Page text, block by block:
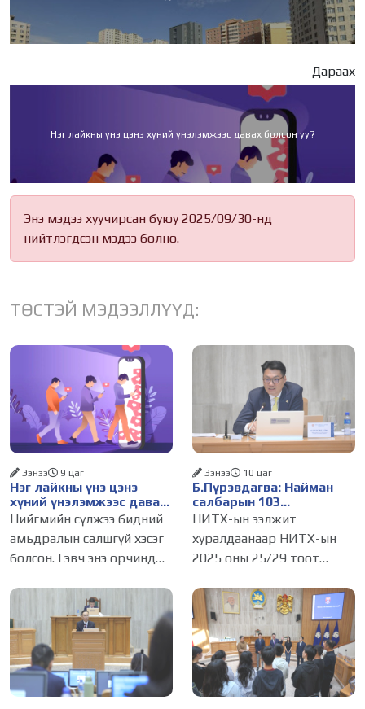
Дараах
Нэг лайкны үнэ цэнэ хүний үнэлэмжээс давах болсон уу?
Энэ мэдээ хуучирсан буюу 2025/09/30-нд
нийтлэгдсэн мэдээ болно.
ТӨСТЭЙ МЭДЭЭЛЛҮҮД:
Нэг лайкны үнэ цэнэ
хүний үнэлэмжээс давах
болсон уу?
Ээнээ 9 цаг
Нийгмийн сүлжээ бидний
амьдралын салшгүй хэсэг
болсон. Гэвч энэ орчинд
амжилт, тэр ч байтугай
хүний үнэ цэнийг хүртэл
лайк, шэйр, дагагчийн
тоогоор хэмжих хандлага
газар авч
Б.Пүрэвдагва: Найман
салбарын 103
үйлчилгээний
бүртгэлийг цуцалснаар
бизнес эрхлэхэд таатай
нөхцөл бүрдэнэ
Ээнээ 10 цаг
НИТХ-ын ээлжит
хуралдаанаар НИТХ-ын
2025 оны 25/29 тоот
журмын зарим хэсгийг
хүчингүй болгож,
зөвшөөрлийн шинжтэй
103 бүртгэлээс нийслэлийн
бизнес эрхлэгчдийг